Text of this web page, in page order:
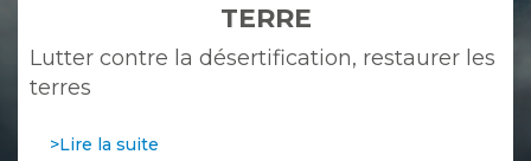
TERRE
Lutter contre la désertification, restaurer les
terres
>Lire la suite